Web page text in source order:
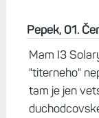
Pepek, 01.
Mam I3
"titerneho"
tam je jen